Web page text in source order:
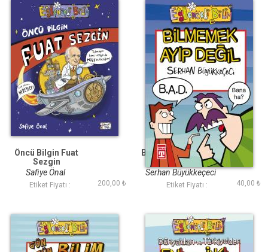
Öncü Bilgin Fuat
Sezgin
Safiye Önal
Etiket Fiyatı : 200,00 ₺
Bilmemek Ayıp Değil
(Eski)
Serhan Büyükkeçeci
Etiket Fiyatı : 40,00 ₺